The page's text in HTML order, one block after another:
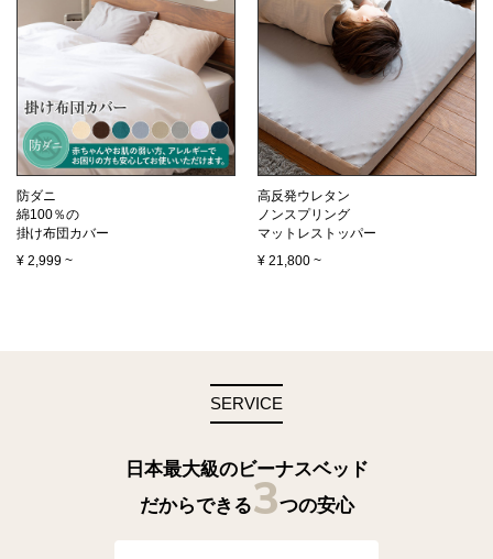
防ダニ
綿100％の
掛け布団カバー
¥ 2,999 ~
高反発ウレタン
ノンスプリング
マットレストッパー
¥ 21,800 ~
SERVICE
日本最大級のビーナスベッド
だからできる3つの安心